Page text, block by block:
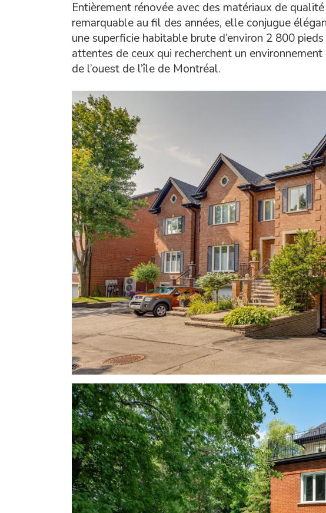
Entièrement rénovée avec des matériaux de
remarquable au fil des années, elle conjugue
une superficie habitable brute d’environ 2 800
attentes de ceux qui recherchent un
de l’ouest de l’île de Montréal.